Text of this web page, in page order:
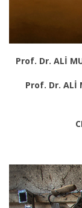
Prof. Dr. ALİ
Prof. Dr. ALİ